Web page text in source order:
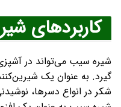
کاربردهای
شیره سیب می‌تواند در
گیرد. به عنوان یک
شکر در انواع دسرها،